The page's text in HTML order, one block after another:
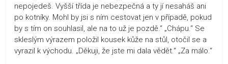
nepojedeš. Vyšší třída je nebezpečná a ty jí nesaháš ani
po kotníky. Mohl by jsi s ním cestovat jen v případě, pokud
by s tím on souhlasil, ale na to už je pozdě.“ „Chápu.“ Se
skleslým výrazem položil kousek kůže na stůl, otočil se a
vyrazil k východu. „Děkuji, že jste mi dala vědět.“ „Za málo.“